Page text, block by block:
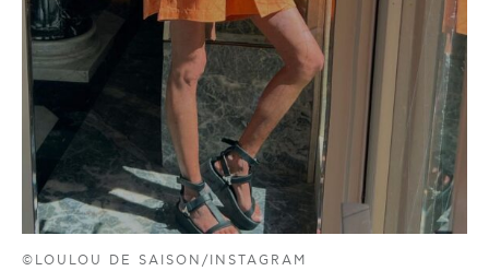
©LOULOU DE SAISON/INSTAGRAM